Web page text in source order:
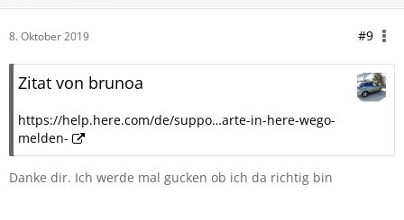
8. Oktober 2019 #9
Zitat von brunoa
https://help.here.com/de/suppo…arte-in-here-wego-
melden-
Danke dir. Ich werde mal gucken ob ich da richtig bin